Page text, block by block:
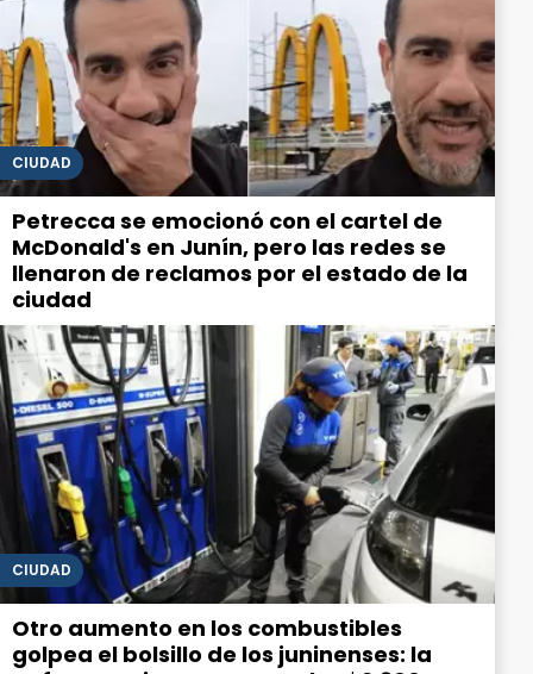
CIUDAD
Petrecca se emocionó con el cartel de
McDonald's en Junín, pero las redes se
llenaron de reclamos por el estado de la
ciudad
CIUDAD
Otro aumento en los combustibles
golpea el bolsillo de los juninenses: la